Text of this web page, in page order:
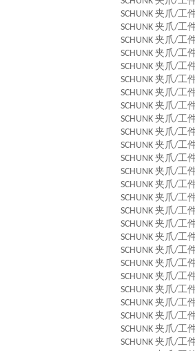
SCHUNK 夹爪/工
SCHUNK 夹爪/工
SCHUNK 夹爪/工
SCHUNK 夹爪/工
SCHUNK 夹爪/工
SCHUNK 夹爪/工
SCHUNK 夹爪/工
SCHUNK 夹爪/工
SCHUNK 夹爪/工
SCHUNK 夹爪/工
SCHUNK 夹爪/工
SCHUNK 夹爪/工
SCHUNK 夹爪/工
SCHUNK 夹爪/工
SCHUNK 夹爪/工
SCHUNK 夹爪/工
SCHUNK 夹爪/工
SCHUNK 夹爪/工
SCHUNK 夹爪/工
SCHUNK 夹爪/工
SCHUNK 夹爪/工
SCHUNK 夹爪/工
SCHUNK 夹爪/工
SCHUNK 夹爪/工
SCHUNK 夹爪/工
SCHUNK 夹爪/工